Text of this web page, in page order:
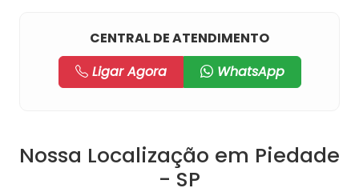
CENTRAL DE ATENDIMENTO
Ligar Agora
WhatsApp
Nossa Localização em Piedade
- SP